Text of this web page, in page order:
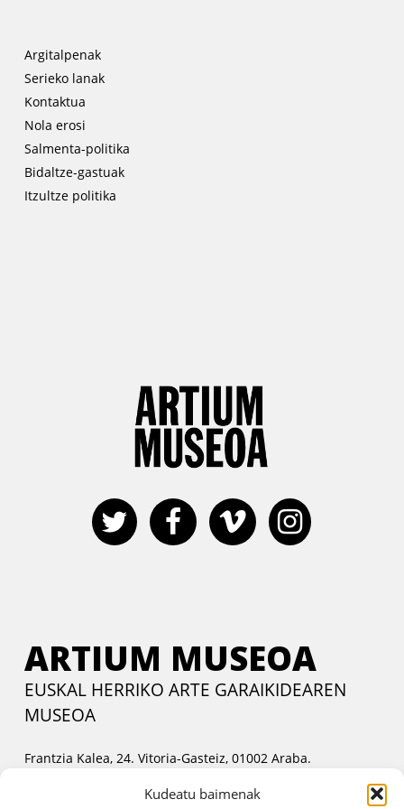
Kudeatu baimenak
Argitalpenak
Serieko lanak
Kontaktua
Nola erosi
Salmenta-politika
Bidaltze-gastuak
Itzultze politika
ARTIUM MUSEOA
EUSKAL HERRIKO ARTE GARAIKIDEAREN
MUSEOA
Frantzia Kalea, 24. Vitoria-Gasteiz, 01002 Araba.
Asteartetik ostiralera:11:00etatik 14:00etara eta